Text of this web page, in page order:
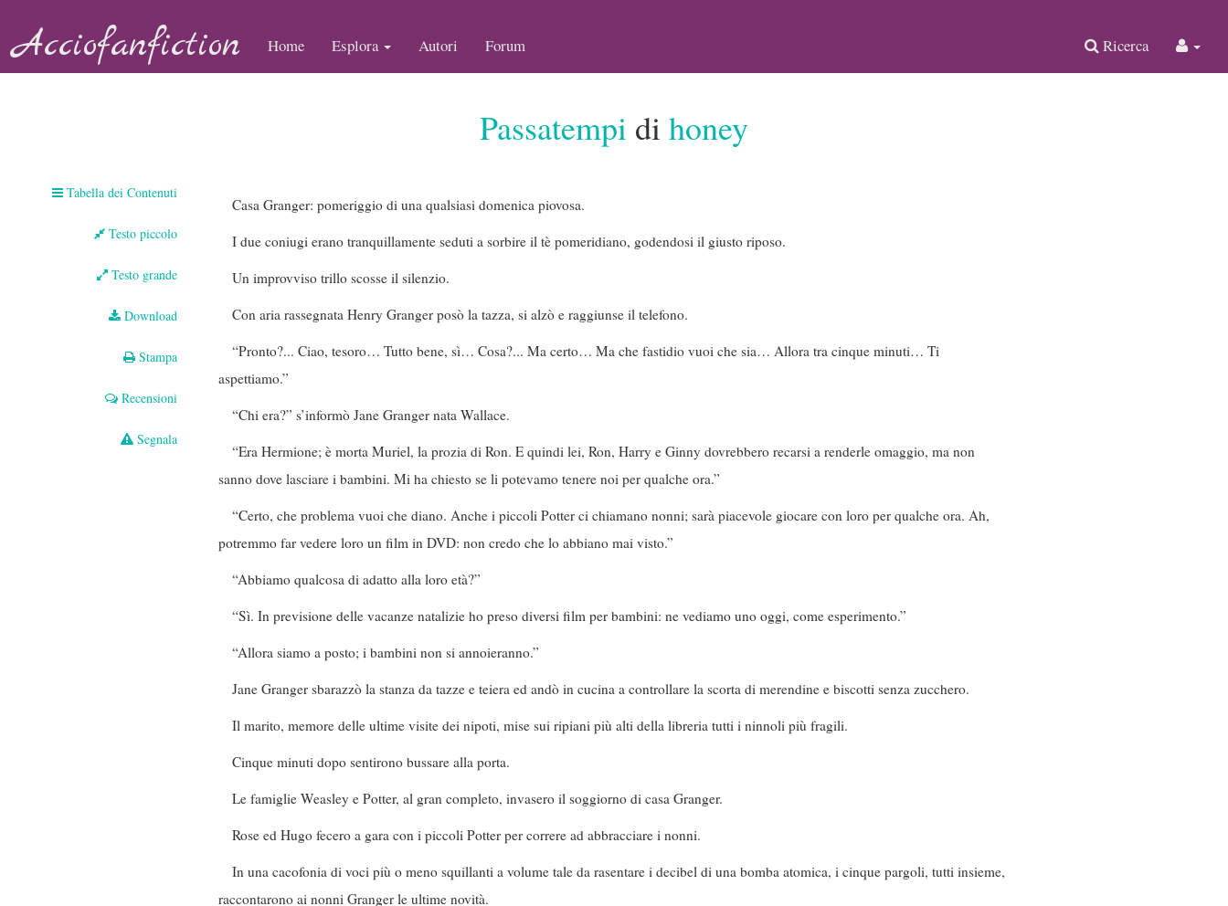
Acciofanfiction Home Esplora Autori Forum Ricerca
Passatempi di honey
Tabella dei Contenuti
Testo piccolo
Testo grande
Download
Stampa
Recensioni
Segnala
Casa Granger: pomeriggio di una qualsiasi domenica piovosa.
I due coniugi erano tranquillamente seduti a sorbire il tè pomeridiano, godendosi il giusto riposo.
Un improvviso trillo scosse il silenzio.
Con aria rassegnata Henry Granger posò la tazza, si alzò e raggiunse il telefono.
“Pronto?... Ciao, tesoro… Tutto bene, sì… Cosa?... Ma certo… Ma che fastidio vuoi che sia… Allora tra cinque minuti… Ti
aspettiamo.”
“Chi era?” s’informò Jane Granger nata Wallace.
“Era Hermione; è morta Muriel, la prozia di Ron. E quindi lei, Ron, Harry e Ginny dovrebbero recarsi a renderle omaggio, ma non
sanno dove lasciare i bambini. Mi ha chiesto se li potevamo tenere noi per qualche ora.”
“Certo, che problema vuoi che diano. Anche i piccoli Potter ci chiamano nonni; sarà piacevole giocare con loro per qualche ora. Ah,
potremmo far vedere loro un film in DVD: non credo che lo abbiano mai visto.”
“Abbiamo qualcosa di adatto alla loro età?”
“Sì. In previsione delle vacanze natalizie ho preso diversi film per bambini: ne vediamo uno oggi, come esperimento.”
“Allora siamo a posto; i bambini non si annoieranno.”
Jane Granger sbarazzò la stanza da tazze e teiera ed andò in cucina a controllare la scorta di merendine e biscotti senza zucchero.
Il marito, memore delle ultime visite dei nipoti, mise sui ripiani più alti della libreria tutti i ninnoli più fragili.
Cinque minuti dopo sentirono bussare alla porta.
Le famiglie Weasley e Potter, al gran completo, invasero il soggiorno di casa Granger.
Rose ed Hugo fecero a gara con i piccoli Potter per correre ad abbracciare i nonni.
In una cacofonia di voci più o meno squillanti a volume tale da rasentare i decibel di una bomba atomica, i cinque pargoli, tutti insieme,
raccontarono ai nonni Granger le ultime novità.